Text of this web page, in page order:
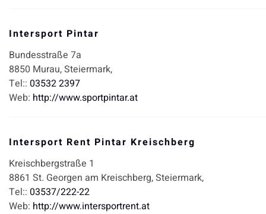
Intersport Pintar
Bundesstraße 7a
8850 Murau,Steiermark,
Tel:: 03532 2397
Web: http://www.sportpintar.at
Intersport Rent Pintar Kreischberg
Kreischbergstraße 1
8861 St. Georgen am Kreischberg,Steiermark,
Tel:: 03537/222-22
Web: http://www.intersportrent.at